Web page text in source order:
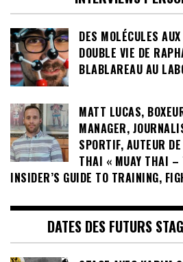
DES MOLÉCULES
DOUBLE VIE DE
BLABLAREAU AU
MATT LUCAS,
MANAGER,
SPORTIF, AUTEUR
THAI « MUAY THAI –
INSIDER’S GUIDE TO TRAINING,
DATES DES FUTURS